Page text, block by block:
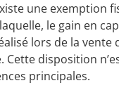
une exemption
le gain en
lors de la vente
Cette disposition
principales.